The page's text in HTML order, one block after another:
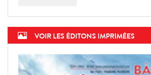
VOIR LES ÉDITONS IMPRIMÉES